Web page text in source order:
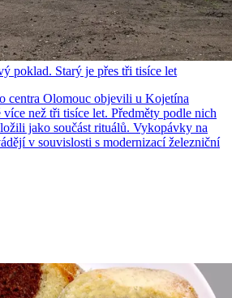
poklad. Starý je přes tři tisíce let
centra Olomouc objevili u Kojetína
více než tři tisíce let. Předměty podle nich
jako součást rituálů. Vykopávky na
v souvislosti s modernizací železniční